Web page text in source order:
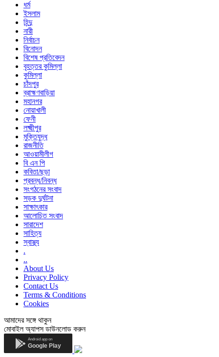
ধর্ম
ইসলাম
হিন্দু
নারী
নির্বাচন
বিনোদন
বিশেষ প্রতিবেদন
বৃহত্তর কুমিল্লা
কুমিল্লা
চাঁদপুর
ব্রাহ্মণবাড়িয়া
মহানগর
নোয়াখালী
ফেনী
লক্ষ্মীপুর
মুক্তিযুদ্ধ
রাজনীতি
আওয়ামীলীগ
বি এন পি
কবিতা/ছড়া
প্রবন্ধ/নিবন্ধ
সংগঠনের সংবাদ
সড়ক দুর্ঘটনা
সাক্ষাৎকার
আলোচিত সংবাদ
সারাদেশ
সাহিত্য
স্বাস্থ্য
.
..
About Us
Privacy Policy
Contact Us
Terms & Conditions
Cookies
আমাদের সঙ্গে থাকুন
মোবাইল অ্যাপস ডাউনলোড করুন